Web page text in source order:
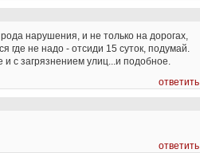
нарушения, и не только на дорогах,
где не надо - отсиди 15 суток, подумай.
с загрязнением улиц...и подобное.
ответить
ответить